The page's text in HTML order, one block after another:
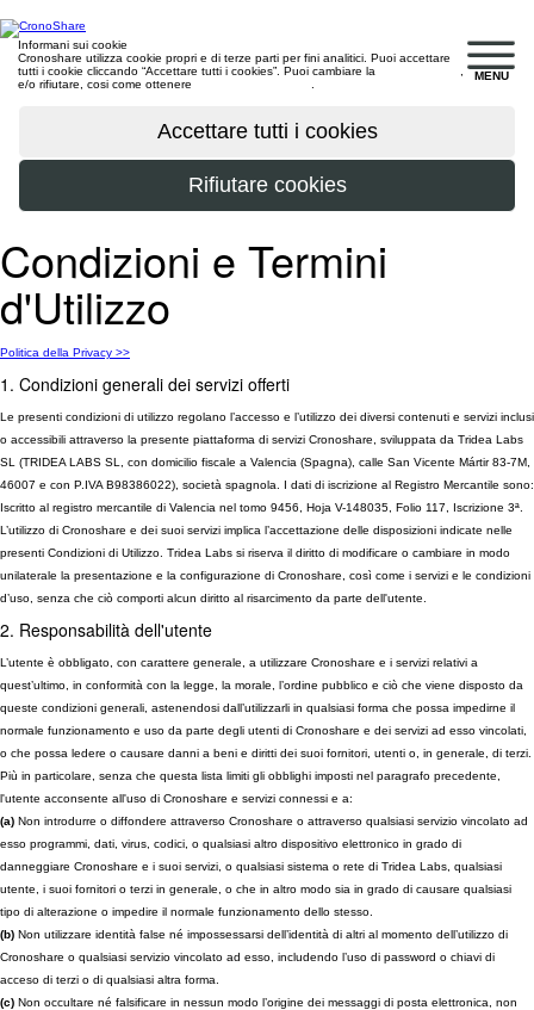
MENU
Informani sui cookie
Cronoshare utilizza cookie propri e di terze parti per fini analitici. Puoi accettare
tutti i cookie cliccando “Accettare tutti i cookies”. Puoi cambiare la
e/o rifiutare, cosi come ottenere
Condizioni e Termini
d'Utilizzo
Politica della Privacy >>
1. Condizioni generali dei servizi offerti
Le presenti condizioni di utilizzo regolano l’accesso e l’utilizzo dei diversi contenuti e servizi inclusi
o accessibili attraverso la presente piattaforma di servizi Cronoshare, sviluppata da Tridea Labs
SL (TRIDEA LABS SL, con domicilio fiscale a Valencia (Spagna), calle San Vicente Mártir 83-7M,
46007 e con P.IVA B98386022), società spagnola. I dati di iscrizione al Registro Mercantile sono:
Iscritto al registro mercantile di Valencia nel tomo 9456, Hoja V-148035, Folio 117, Iscrizione 3ª.
L’utilizzo di Cronoshare e dei suoi servizi implica l’accettazione delle disposizioni indicate nelle
presenti Condizioni di Utilizzo. Tridea Labs si riserva il diritto di modificare o cambiare in modo
unilaterale la presentazione e la configurazione di Cronoshare, così come i servizi e le condizioni
d’uso, senza che ciò comporti alcun diritto al risarcimento da parte dell'utente.
2. Responsabilità dell'utente
L’utente è obbligato, con carattere generale, a utilizzare Cronoshare e i servizi relativi a
quest’ultimo, in conformità con la legge, la morale, l’ordine pubblico e ciò che viene disposto da
queste condizioni generali, astenendosi dall’utilizzarli in qualsiasi forma che possa impedirne il
normale funzionamento e uso da parte degli utenti di Cronoshare e dei servizi ad esso vincolati,
o che possa ledere o causare danni a beni e diritti dei suoi fornitori, utenti o, in generale, di terzi.
Più in particolare, senza che questa lista limiti gli obblighi imposti nel paragrafo precedente,
l'utente acconsente all'uso di Cronoshare e servizi connessi e a:
(a) Non introdurre o diffondere attraverso Cronoshare o attraverso qualsiasi servizio vincolato ad
esso programmi, dati, virus, codici, o qualsiasi altro dispositivo elettronico in grado di
danneggiare Cronoshare e i suoi servizi, o qualsiasi sistema o rete di Tridea Labs, qualsiasi
utente, i suoi fornitori o terzi in generale, o che in altro modo sia in grado di causare qualsiasi
tipo di alterazione o impedire il normale funzionamento dello stesso.
(b) Non utilizzare identità false né impossessarsi dell’identità di altri al momento dell’utilizzo di
Cronoshare o qualsiasi servizio vincolato ad esso, includendo l’uso di password o chiavi di
acceso di terzi o di qualsiasi altra forma.
(c) Non occultare né falsificare in nessun modo l’origine dei messaggi di posta elettronica, non